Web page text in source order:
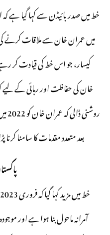
خط میں صدر بائیڈن سے کہا گیا ہے
میں عمران خان سے ملاقات
کیسار، جو اس خط کی قیادت کر رہے
خان کی حفاظت اور رہائی کے
بعد متعدد مقدمات کا سامنا کرنا پڑا اور وہ
آمرانہ ماحول بنا ہوا ہے اور